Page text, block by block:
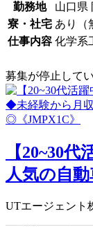
勤務地
山口県
寮・社宅 あり（
仕事内容 化学系
募集が停止して
【20~30
人気の自
UTエージェント